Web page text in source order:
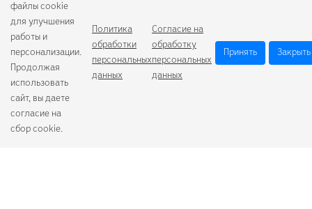
файлы cookie
для улучшения
работы и
персонализации.
Продолжая
использовать
сайт, вы даете
согласие на
сбор cookie.
Политика
обработки
персональных
данных
Согласие на
обработку
персональных
данных
Принять Закрыть